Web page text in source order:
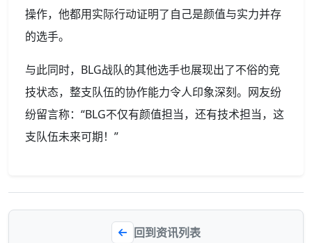
操作，他都用实际行动证明了自己是颜值与实力并存
的选手。
与此同时，BLG战队的其他选手也展现出了不俗的竞
技状态，整支队伍的协作能力令人印象深刻。网友纷
纷留言称：“BLG不仅有颜值担当，还有技术担当，这
支队伍未来可期！”
回到资讯列表